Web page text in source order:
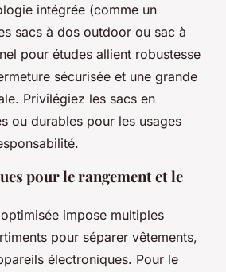
intégrée (comme un
sacs à dos outdoor ou sac à
pour études allient robustesse
sécurisée et une grande
Privilégiez les sacs en
ou durables pour les usages
pour le rangement et le
impose multiples
pour séparer vêtements,
électroniques. Pour le